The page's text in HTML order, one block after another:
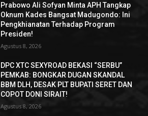
Prabowo Ali Sofyan Minta APH Tangkap
Oknum Kades Bangsat Madugondo: Ini
Pengkhianatan Terhadap Program
Presiden!
Agustus 8, 2026
DPC XTC SEXYROAD BEKASI “SERBU”
PEMKAB: BONGKAR DUGAN SKANDAL
BBM DLH, DESAK PLT BUPATI SERET DAN
COPOT DONI SIRAIT!
Agustus 8, 2026